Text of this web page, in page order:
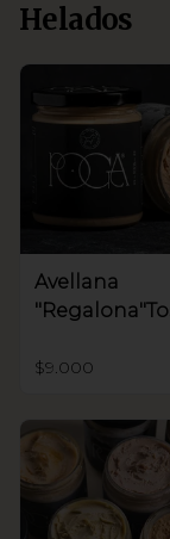
Helados
Avellana
$9.000